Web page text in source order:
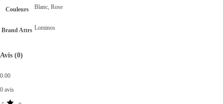
Couleurs Blanc, Rose
Brand Attrs Lominos
Avis (0)
0.00
0 avis